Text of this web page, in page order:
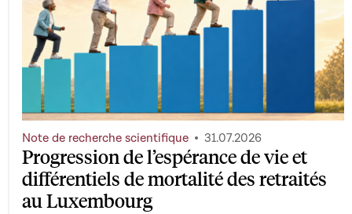
Progression de l’espérance de vie et
différentiels de mortalité des retraités
au Luxembourg
Note de recherche scientifique 31.07.2026